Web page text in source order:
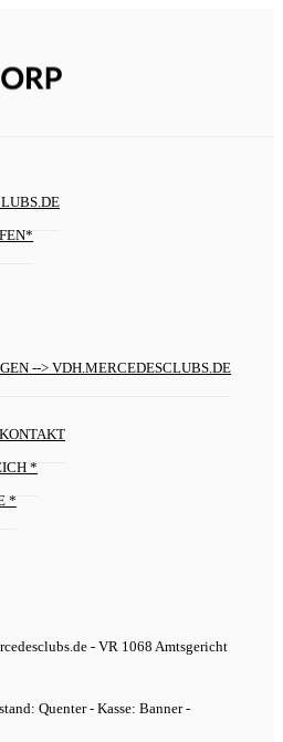
--> VDH.MERCEDESCLUBS.DE
*
*
- VR 1068 Amtsgericht
Quenter - Kasse: Banner -